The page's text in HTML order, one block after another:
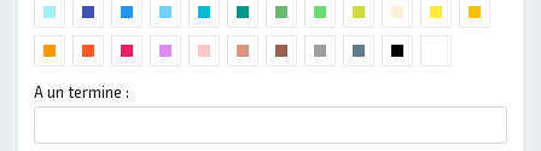
A un termine :